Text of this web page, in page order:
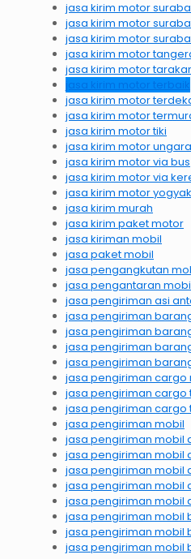
jasa kirim motor
jasa kirim motor
jasa kirim motor
jasa kirim motor
jasa kirim motor
jasa kirim motor terbaik
jasa kirim motor
jasa kirim motor
jasa kirim motor tiki
jasa kirim motor
jasa kirim motor via bus
jasa kirim motor via
jasa kirim motor
jasa kirim murah
jasa kirim paket motor
jasa kiriman mobil
jasa paket mobil
jasa pengangkutan
jasa pengantaran
jasa pengiriman asi
jasa pengiriman
jasa pengiriman
jasa pengiriman
jasa pengiriman
jasa pengiriman cargo
jasa pengiriman cargo
jasa pengiriman cargo
jasa pengiriman mobil
jasa pengiriman mobil
jasa pengiriman mobil
jasa pengiriman mobil
jasa pengiriman mobil
jasa pengiriman mobil
jasa pengiriman mobil
jasa pengiriman mobil
jasa pengiriman mobil